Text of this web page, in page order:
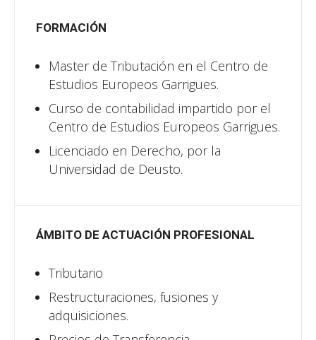
FORMACIÓN
Master de Tributación en el Centro de
Estudios Europeos Garrigues.
Curso de contabilidad impartido por el
Centro de Estudios Europeos Garrigues.
Licenciado en Derecho, por la
Universidad de Deusto.
ÁMBITO DE ACTUACIÓN PROFESIONAL
Tributario
Restructuraciones, fusiones y
adquisiciones.